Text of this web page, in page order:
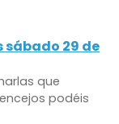
sábado 29 de
que
podéis